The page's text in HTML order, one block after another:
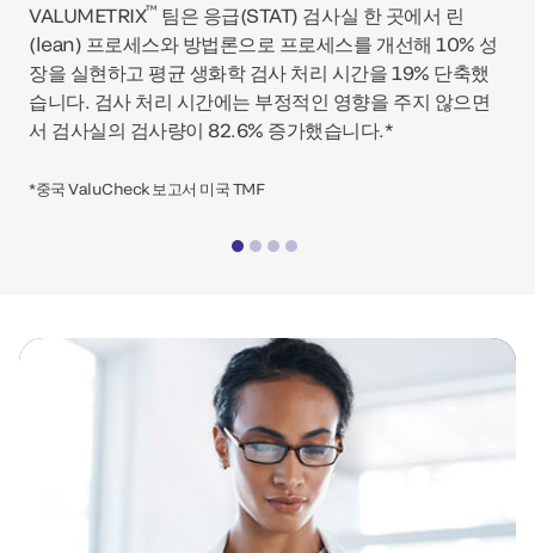
VALUMETRIX™ 팀은 응급(STAT) 검사실 한 곳에서 린
(lean) 프로세스와 방법론으로 프로세스를 개선해 10% 성
장을 실현하고 평균 생화학 검사 처리 시간을 19% 단축했
습니다. 검사 처리 시간에는 부정적인 영향을 주지 않으면
서 검사실의 검사량이 82.6% 증가했습니다.*
*중국 ValuCheck 보고서 미국 TMF